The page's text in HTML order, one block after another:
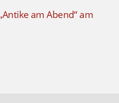
am Abend“ am